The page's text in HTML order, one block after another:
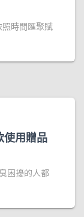
時間匯聚賦
使用贈品
困擾的人都